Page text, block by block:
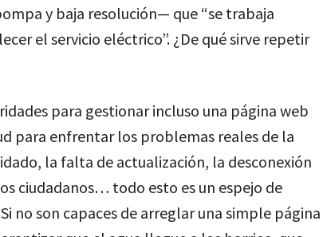
y baja resolución— que “se trabaja
el servicio eléctrico”. ¿De qué sirve repetir
para gestionar incluso una página web
para enfrentar los problemas reales de la
la falta de actualización, la desconexión
ciudadanos… todo esto es un espejo de
no son capaces de arreglar una simple página